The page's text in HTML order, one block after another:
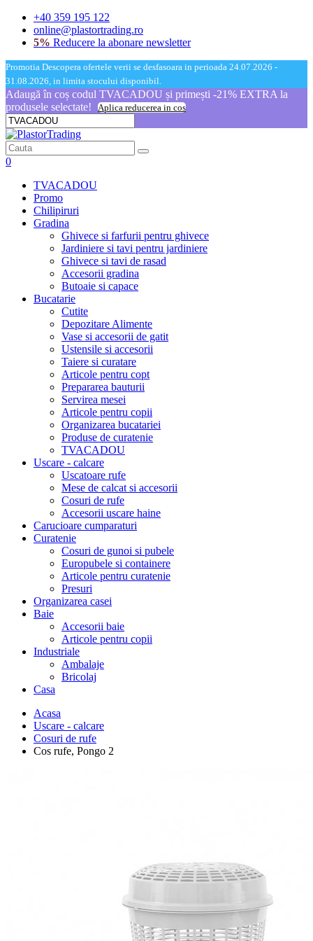
+40 359 195 122
online@plastortrading.ro
5% Reducere la abonare newsletter
Promotia Descopera ofertele verii se desfasoara in perioada 24.07.2026 -
31.08.2026, in limita stocului disponibil.
Adaugă în coș codul TVACADOU și primești -21% EXTRA la
produsele selectate!
Aplica reducerea in cos
0
TVACADOU
Promo
Chilipiruri
Gradina
Ghivece si farfurii pentru ghivece
Jardiniere si tavi pentru jardiniere
Ghivece si tavi de rasad
Accesorii gradina
Butoaie si capace
Bucatarie
Cutite
Depozitare Alimente
Vase si accesorii de gatit
Ustensile si accesorii
Taiere si curatare
Articole pentru copt
Prepararea bauturii
Servirea mesei
Articole pentru copii
Organizarea bucatariei
Produse de curatenie
TVACADOU
Uscare - calcare
Uscatoare rufe
Mese de calcat si accesorii
Cosuri de rufe
Accesorii uscare haine
Carucioare cumparaturi
Curatenie
Cosuri de gunoi si pubele
Europubele si containere
Articole pentru curatenie
Presuri
Organizarea casei
Baie
Accesorii baie
Articole pentru copii
Industriale
Ambalaje
Bricolaj
Casa
Acasa
Uscare - calcare
Cosuri de rufe
Cos rufe, Pongo 2